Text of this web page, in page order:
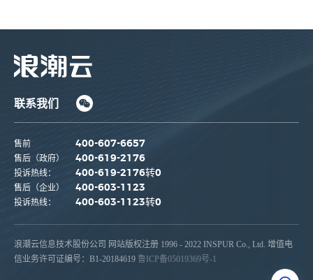
联系我们
售前
400-607-6657
售后（政府）
400-619-2176
投诉热线：
400-619-2176转0
售后（企业）
400-603-1123
投诉热线：
400-603-1123转0
浪潮云信息技术股份公司 网站版权注册 1996 - 2022 INSPUR Co., Ltd. 增值电
信业务许可证编号：B1-20184619 鲁ICP备05019369号-1